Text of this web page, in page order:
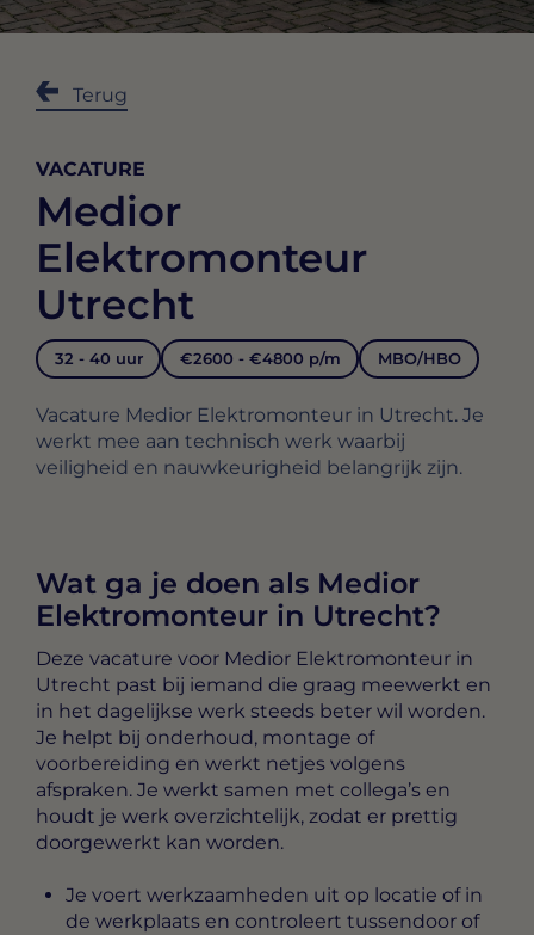
Terug
VACATURE
Medior
Elektromonteur
Utrecht
32 - 40 uur €2600 - €4800 p/m MBO/HBO
Vacature Medior Elektromonteur in Utrecht. Je
werkt mee aan technisch werk waarbij
veiligheid en nauwkeurigheid belangrijk zijn.
Wat ga je doen als Medior
Elektromonteur in Utrecht?
Deze vacature voor Medior Elektromonteur in
Utrecht past bij iemand die graag meewerkt en
in het dagelijkse werk steeds beter wil worden.
Je helpt bij onderhoud, montage of
voorbereiding en werkt netjes volgens
afspraken. Je werkt samen met collega’s en
houdt je werk overzichtelijk, zodat er prettig
doorgewerkt kan worden.
Je voert werkzaamheden uit op locatie of in
de werkplaats en controleert tussendoor of